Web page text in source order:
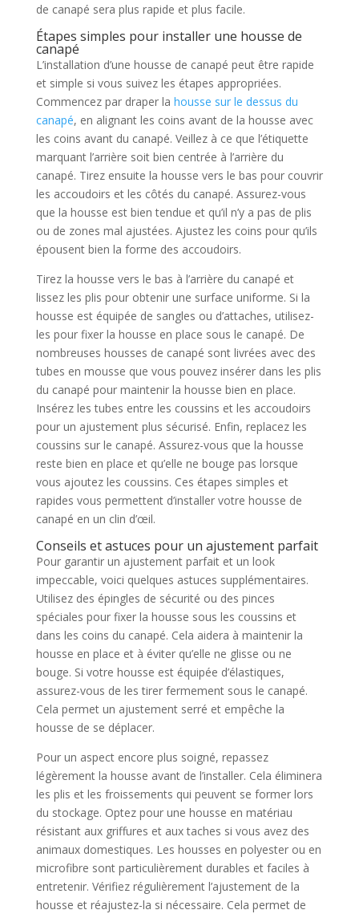
de canapé sera plus rapide et plus facile.
Étapes simples pour installer une housse de
canapé
L’installation d’une housse de canapé peut être rapide
et simple si vous suivez les étapes appropriées.
Commencez par draper la housse sur le dessus du
canapé, en alignant les coins avant de la housse avec
les coins avant du canapé. Veillez à ce que l’étiquette
marquant l’arrière soit bien centrée à l’arrière du
canapé. Tirez ensuite la housse vers le bas pour couvrir
les accoudoirs et les côtés du canapé. Assurez-vous
que la housse est bien tendue et qu’il n’y a pas de plis
ou de zones mal ajustées. Ajustez les coins pour qu’ils
épousent bien la forme des accoudoirs.
Tirez la housse vers le bas à l’arrière du canapé et
lissez les plis pour obtenir une surface uniforme. Si la
housse est équipée de sangles ou d’attaches, utilisez-
les pour fixer la housse en place sous le canapé. De
nombreuses housses de canapé sont livrées avec des
tubes en mousse que vous pouvez insérer dans les plis
du canapé pour maintenir la housse bien en place.
Insérez les tubes entre les coussins et les accoudoirs
pour un ajustement plus sécurisé. Enfin, replacez les
coussins sur le canapé. Assurez-vous que la housse
reste bien en place et qu’elle ne bouge pas lorsque
vous ajoutez les coussins. Ces étapes simples et
rapides vous permettent d’installer votre housse de
canapé en un clin d’œil.
Conseils et astuces pour un ajustement parfait
Pour garantir un ajustement parfait et un look
impeccable, voici quelques astuces supplémentaires.
Utilisez des épingles de sécurité ou des pinces
spéciales pour fixer la housse sous les coussins et
dans les coins du canapé. Cela aidera à maintenir la
housse en place et à éviter qu’elle ne glisse ou ne
bouge. Si votre housse est équipée d’élastiques,
assurez-vous de les tirer fermement sous le canapé.
Cela permet un ajustement serré et empêche la
housse de se déplacer.
Pour un aspect encore plus soigné, repassez
légèrement la housse avant de l’installer. Cela éliminera
les plis et les froissements qui peuvent se former lors
du stockage. Optez pour une housse en matériau
résistant aux griffures et aux taches si vous avez des
animaux domestiques. Les housses en polyester ou en
microfibre sont particulièrement durables et faciles à
entretenir. Vérifiez régulièrement l’ajustement de la
housse et réajustez-la si nécessaire. Cela permet de